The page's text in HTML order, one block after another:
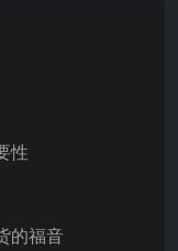
性
的福音